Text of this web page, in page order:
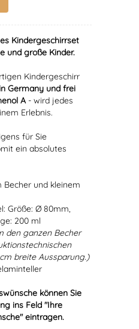
Kindergeschirrset
und große Kinder.
Kindergeschirr
Germany und frei
A- wird jedes
Erlebnis.
für Sie
ein absolutes
Becher und kleinem
Größe: Ø 80mm,
200 ml
den ganzen Becher
breite Aussparung.)
können Sie
ins Feld "Ihre
eintragen.